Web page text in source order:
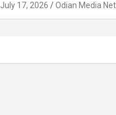
July 17, 2026 Odian Media